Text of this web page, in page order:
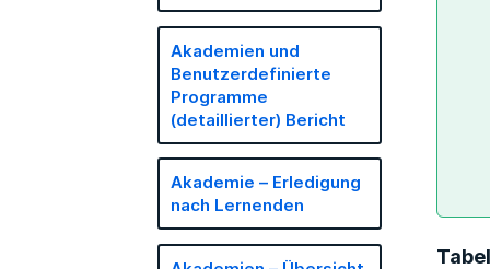
Akademien und
Benutzerdefinierte
Programme
(detaillierter) Bericht
Akademie – Erledigung
nach Lernenden